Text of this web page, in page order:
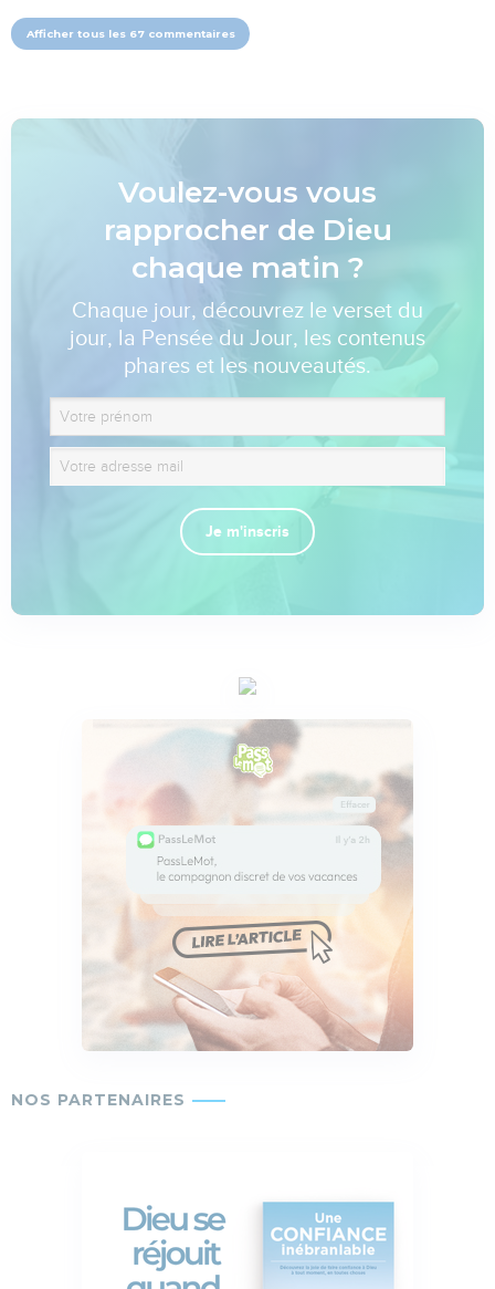
Afficher tous les 67 commentaires
Voulez-vous vous
rapprocher de Dieu
chaque matin ?
Chaque jour, découvrez le verset du
jour, la Pensée du Jour, les contenus
phares et les nouveautés.
Je m'inscris